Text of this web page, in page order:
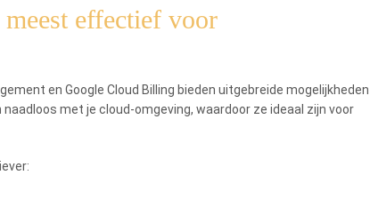
effectief voor
en Google Cloud Billing bieden uitgebreide
met je cloud-omgeving, waardoor ze ideaal zijn voor